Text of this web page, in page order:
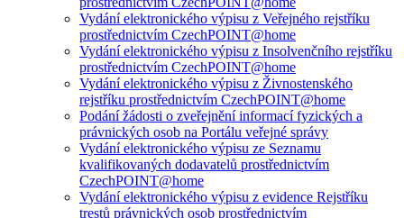
Vydání elektronického výpisu z Veřejného rejstříku
prostřednictvím CzechPOINT@home
Vydání elektronického výpisu z Insolvenčního rejstříku
prostřednictvím CzechPOINT@home
Vydání elektronického výpisu z Živnostenského
rejstříku prostřednictvím CzechPOINT@home
Podání žádosti o zveřejnění informací fyzických a
právnických osob na Portálu veřejné správy
Vydání elektronického výpisu ze Seznamu
kvalifikovaných dodavatelů prostřednictvím
CzechPOINT@home
Vydání elektronického výpisu z evidence Rejstříku
trestů právnických osob prostřednictvím